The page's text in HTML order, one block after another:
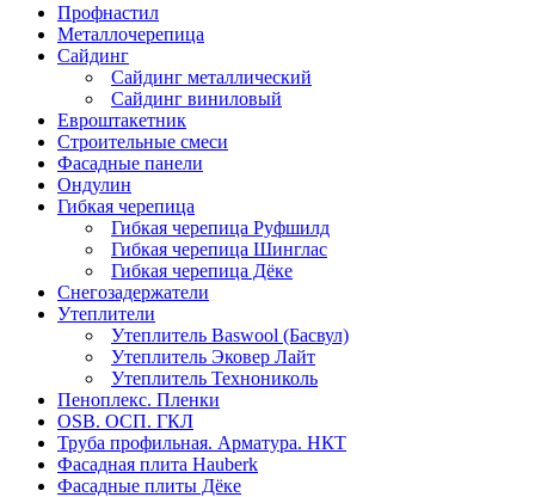
Профнастил
Металлочерепица
Сайдинг
Сайдинг металлический
Сайдинг виниловый
Евроштакетник
Строительные смеси
Фасадные панели
Ондулин
Гибкая черепица
Гибкая черепица Руфшилд
Гибкая черепица Шинглас
Гибкая черепица Дёке
Снегозадержатели
Утеплители
Утеплитель Baswool (Басвул)
Утеплитель Эковер Лайт
Утеплитель Технониколь
Пеноплекс. Пленки
OSB. ОСП. ГКЛ
Труба профильная. Арматура. НКТ
Фасадная плита Hauberk
Фасадные плиты Дёке